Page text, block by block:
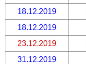
18.12.2019
18.12.2019
23.12.2019
31.12.2019